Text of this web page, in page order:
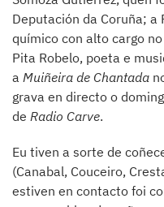
Deputación da Coruña; a
químico con alto cargo
Pita Robelo, poeta e
a Muiñeira de Chantada
grava en directo o
de Radio Carve.
Eu tiven a sorte de
(Canabal, Couceiro,
estiven en contacto foi